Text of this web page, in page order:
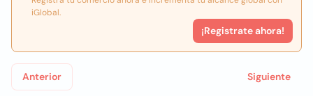
iGlobal.
¡Registrate ahora!
Anterior Siguiente